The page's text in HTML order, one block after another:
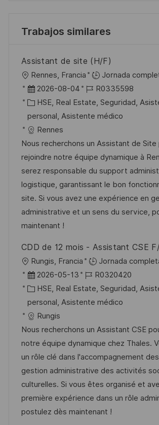
Trabajos similares
Assistant de site (H/F)
U
b
a
c
i
ó
n
Rennes, Francia
Jornada
F
e
c
h
a
d
e
p
u
b
l
c
a
c
i
ó
n
2026-08-04
I
D
d
e
m
p
l
e
o
R0335598
C
a
t
e
g
o
r
í
a
HSE, Real Estate, Seguridad,
personal, Asistente médico
Rennes
Nous recherchons un Assistant de Site
rejoindre notre équipe dynamique à
serez responsable du support
logistique, garantissant le bon
site. Si vous avez une expérience en
administrative et un sens du service,
maintenant !
CDD de 12 mois - Assistant CSE
U
b
a
c
i
ó
n
Rungis, Francia
Jornada
F
e
c
h
a
d
e
p
u
b
l
2026-05-13
I
D
d
e
m
p
l
e
o
R0320420
C
a
t
e
g
o
r
í
a
HSE, Real Estate, Seguridad,
personal, Asistente médico
Rungis
Nous recherchons un Assistant CSE
notre équipe dynamique chez Thales.
un rôle clé dans l'accompagnement
gestion administrative des activités
culturelles. Si vous êtes organisé et
première expérience dans un rôle
postulez dès maintenant !